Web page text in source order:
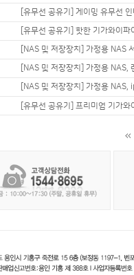
[유무선 공유기] 게이밍 유무선
[유무선 공유기] 핫한 기가와이
[NAS 및 저장장치] 가정용 NAS
[NAS 및 저장장치] 가정용
[NAS 및 저장장치] 가정용
[유무선 공유기] 프리미엄 기가